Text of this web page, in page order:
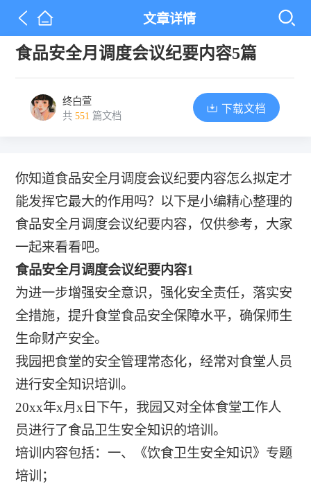
文章详情
食品安全月调度会议纪要内容5篇
终白萱
共 551 篇文档
下载文档
你知道食品安全月调度会议纪要内容怎么拟定才
能发挥它最大的作用吗？以下是小编精心整理的
食品安全月调度会议纪要内容，仅供参考，大家
一起来看看吧。
食品安全月调度会议纪要内容1
为进一步增强安全意识，强化安全责任，落实安
全措施，提升食堂食品安全保障水平，确保师生
生命财产安全。
我园把食堂的安全管理常态化，经常对食堂人员
进行安全知识培训。
20xx年x月x日下午，我园又对全体食堂工作人
员进行了食品卫生安全知识的培训。
培训内容包括：一、《饮食卫生安全知识》专题
培训；